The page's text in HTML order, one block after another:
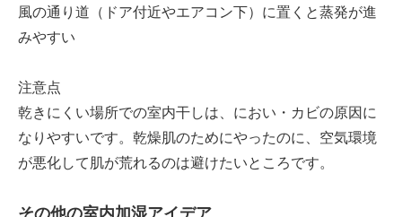
風の通り道（ドア付近やエアコン下）に置くと蒸発が進
みやすい
注意点
乾きにくい場所での室内干しは、におい・カビの原因に
なりやすいです。乾燥肌のためにやったのに、空気環境
が悪化して肌が荒れるのは避けたいところです。
その他の室内加湿アイデア